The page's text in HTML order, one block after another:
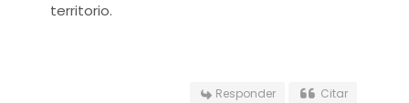
territorio.
Responder Citar